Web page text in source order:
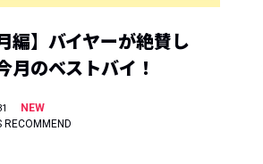
編】バイヤーが絶賛し
月のベストバイ！
NEW
RECOMMEND